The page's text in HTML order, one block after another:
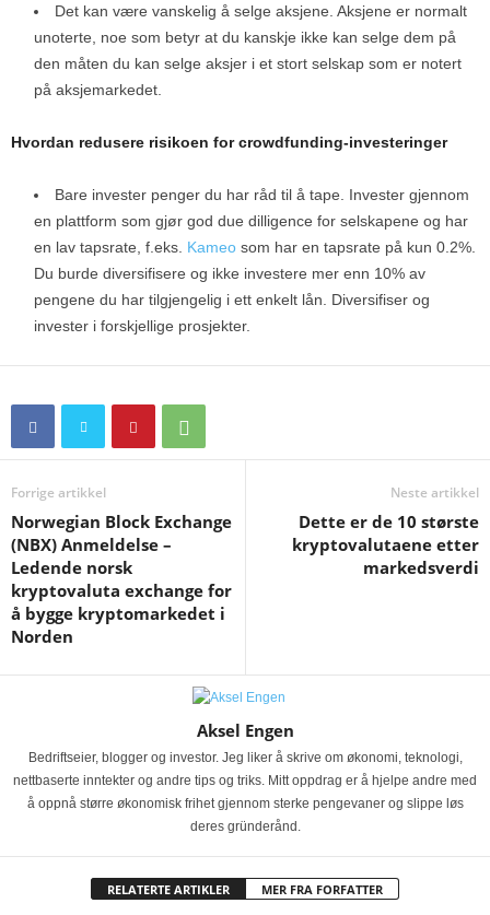
Det kan være vanskelig å selge aksjene. Aksjene er normalt
unoterte, noe som betyr at du kanskje ikke kan selge dem på
den måten du kan selge aksjer i et stort selskap som er notert
på aksjemarkedet.
Hvordan redusere risikoen for crowdfunding-investeringer
Bare invester penger du har råd til å tape. Invester gjennom
en plattform som gjør god due dilligence for selskapene og har
en lav tapsrate, f.eks. Kameo som har en tapsrate på kun 0.2%.
Du burde diversifisere og ikke investere mer enn 10% av
pengene du har tilgjengelig i ett enkelt lån. Diversifiser og
invester i forskjellige prosjekter.
Forrige artikkel
Norwegian Block Exchange
(NBX) Anmeldelse –
Ledende norsk
kryptovaluta exchange for
å bygge kryptomarkedet i
Norden
Neste artikkel
Dette er de 10 største
kryptovalutaene etter
markedsverdi
Aksel Engen
Bedriftseier, blogger og investor. Jeg liker å skrive om økonomi, teknologi,
nettbaserte inntekter og andre tips og triks. Mitt oppdrag er å hjelpe andre med
å oppnå større økonomisk frihet gjennom sterke pengevaner og slippe løs
deres gründerånd.
RELATERTE ARTIKLER MER FRA FORFATTER